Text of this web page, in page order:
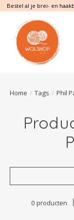
Bestel al je brei- en
Home / Tags / Phil
0 producten